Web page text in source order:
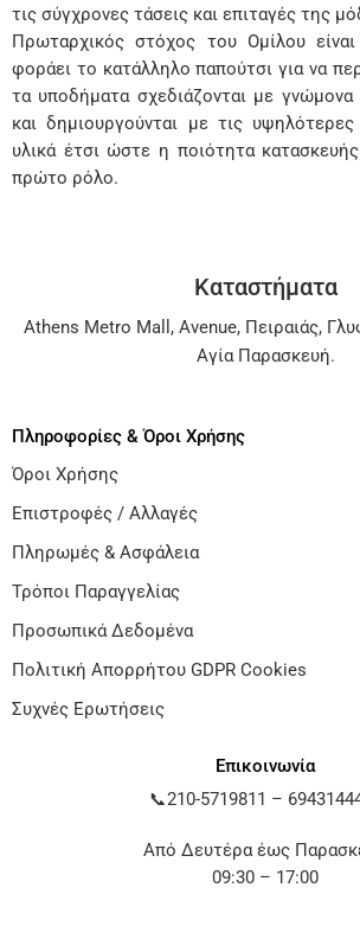
τις σύγχρονες τάσεις και επιταγές της
Πρωταρχικός στόχος του Ομίλου
φοράει το κατάλληλο παπούτσι για να
τα υποδήματα σχεδιάζονται με
και δημιουργούνται με τις
υλικά έτσι ώστε η ποιότητα
πρώτο ρόλο.
Καταστήματα
Athens Metro Mall , Avenue, Πειραιάς,
Αγία Παρασκευή.
Πληροφορίες & Όροι Χρήσης
Όροι Χρήσης
Επιστροφές / Αλλαγές
Πληρωμές & Ασφάλεια
Τρόποι Παραγγελίας
Προσωπικά Δεδομένα
Πολιτική Απορρήτου GDPR Cookies
Συχνές Ερωτήσεις
Επικοινωνία
📞210-5719811 –
Από Δευτέρα έως
09:30 – 17:00